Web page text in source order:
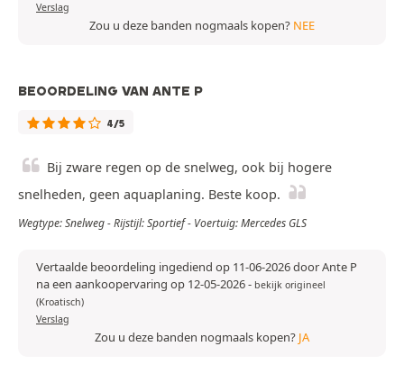
Verslag
Zou u deze banden nogmaals kopen? NEE
BEOORDELING VAN ANTE P
4/5
Bij zware regen op de snelweg, ook bij hogere
snelheden, geen aquaplaning. Beste koop.
Wegtype: Snelweg - Rijstijl: Sportief - Voertuig: Mercedes GLS
Vertaalde beoordeling ingediend op 11-06-2026 door Ante P
na een aankoopervaring op 12-05-2026- bekijk origineel
(Kroatisch)
Verslag
Zou u deze banden nogmaals kopen? JA